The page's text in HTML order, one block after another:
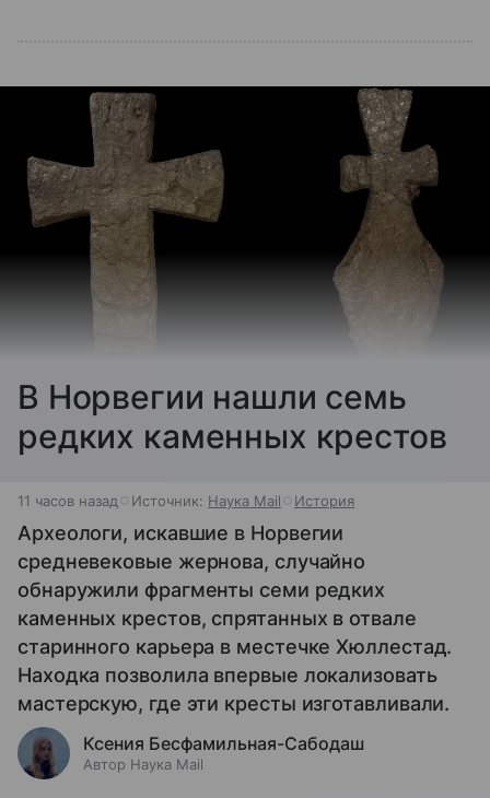
В Норвегии нашли семь
редких каменных крестов
11 часов назад Источник: Наука Mail История
Археологи, искавшие в Норвегии
средневековые жернова, случайно
обнаружили фрагменты семи редких
каменных крестов, спрятанных в отвале
старинного карьера в местечке Хюллестад.
Находка позволила впервые локализовать
мастерскую, где эти кресты изготавливали.
Ксения Бесфамильная-Сабодаш
Автор Наука Mail